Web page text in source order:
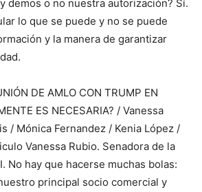
demos o no nuestra autorización? Sí.
lo que se puede y no se puede
y la manera de garantizar
DE AMLO CON TRUMP EN
ES NECESARIA? / Vanessa
/ Mónica Fernandez / Kenia López /
Vanessa Rubio. Senadora de la
No hay que hacerse muchas bolas:
principal socio comercial y